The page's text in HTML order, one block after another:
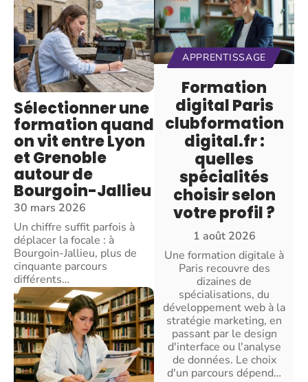
Sélectionner une
formation quand
on vit entre Lyon
et Grenoble
autour de
Bourgoin-Jallieu
30 mars 2026
Un chiffre suffit parfois à
déplacer la focale : à
Bourgoin-Jallieu, plus de
cinquante parcours
différents…
APPRENTISSAGE
Formation
digital Paris
clubformation
digital.fr :
quelles
spécialités
choisir selon
votre profil ?
1 août 2026
Une formation digitale à
Paris recouvre des
dizaines de
spécialisations, du
développement web à la
stratégie marketing, en
passant par le design
d'interface ou l'analyse
de données. Le choix
d'un parcours dépend…